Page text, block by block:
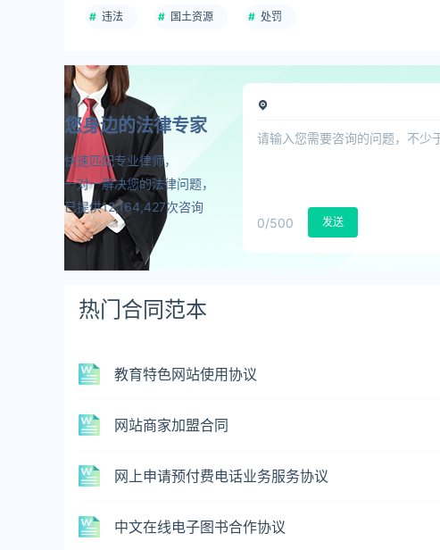
违法 国土资源 处罚
您身边的法律专家
快速匹配专业律师，
一对一解决您的法律问题，
已提供12,164,427次咨询
0/500 发送
热门合同范本
教育特色网站使用协议
网站商家加盟合同
网上申请预付费电话业务服务协议
中文在线电子图书合作协议